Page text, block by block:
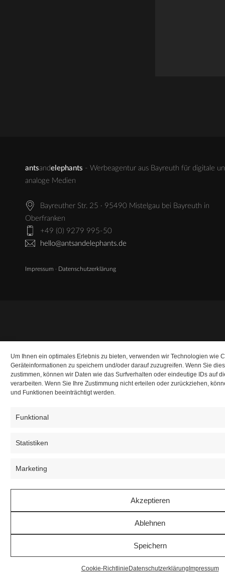
Um Ihnen ein optimales Erlebnis zu bieten, verwenden wir Technologien wie
Geräteinformationen zu speichern und/oder darauf zuzugreifen. Wenn Sie
zustimmen, können wir Daten wie das Surfverhalten oder eindeutige IDs auf
verarbeiten. Wenn Sie Ihre Zustimmung nicht erteilen oder zurückziehen,
und Funktionen beeinträchtigt werden.
Funktional
Statistiken
Marketing
Akzeptieren
Ablehnen
Speichern
Cookie-Richtlinie Datenschutzerklärung Impressum
antsandelephants - Werbeagentur aus Bayreuth für digitale
analoge Medien
Bayreuther Str. 25 · 95490 Mistelgau bei Bayreuth in
Oberfranken
+49 (0) 9279 995-50
hello@antsandelephants.de
Impressum · Datenschutzerklärung